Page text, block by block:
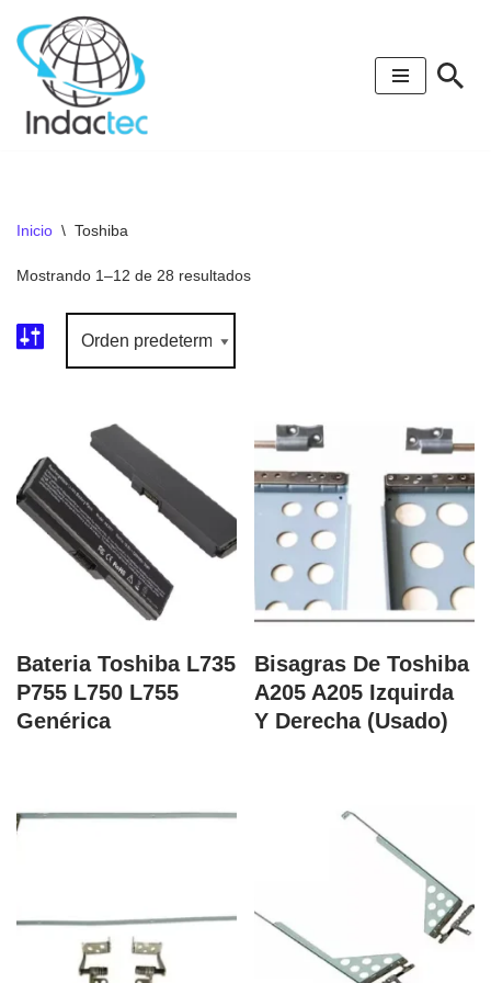
Saltar
contenido
Inicio \ Toshiba
Mostrando 1–12 de 28 resultados
Bateria Toshiba L735
P755 L750 L755
Genérica
Bisagras De Toshiba
A205 A205 Izquirda
Y Derecha (Usado)